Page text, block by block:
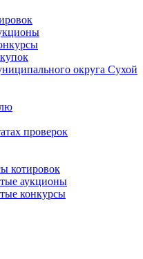
округа Сухой
проверок
котировок
аукционы
конкурсы